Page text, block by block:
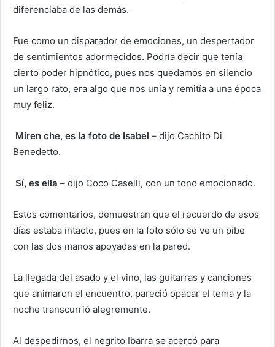
diferenciaba de las demás.
Fue como un disparador de emociones, un despertador
de sentimientos adormecidos. Podría decir que tenía
cierto poder hipnótico, pues nos quedamos en silencio
un largo rato, era algo que nos unía y remitía a una época
muy feliz.
Miren che, es la foto de Isabel – dijo Cachito Di
Benedetto.
Sí, es ella – dijo Coco Caselli, con un tono emocionado.
Estos comentarios, demuestran que el recuerdo de esos
días estaba intacto, pues en la foto sólo se ve un pibe
con las dos manos apoyadas en la pared.
La llegada del asado y el vino, las guitarras y canciones
que animaron el encuentro, pareció opacar el tema y la
noche transcurrió alegremente.
Al despedirnos, el negrito Ibarra se acercó para